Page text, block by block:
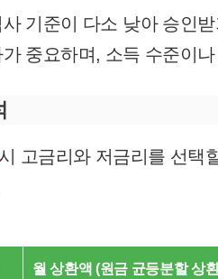
기준이 다소 낮아 승인
중요하며, 소득 수준이
고금리와 저금리를 선택
월 상환액 (원금 균등분할 상